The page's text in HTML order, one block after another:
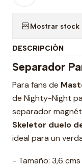
Mostrar stock
DESCRIPCIÓN
Separador
Para fans de
de Nighty-Night
separador
Skeletor duelo
ideal para un
- Tamaño: 3,6